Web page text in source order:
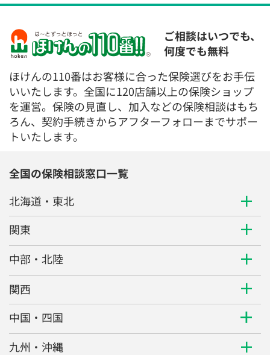
ご相談はいつでも、
何度でも無料
ほけんの110番はお客様に合った保険選びをお手伝
いいたします。全国に120店舗以上の保険ショップ
を運営。保険の見直し、加入などの保険相談はもち
ろん、契約手続きからアフターフォローまでサポー
トいたします。
全国の保険相談窓口一覧
北海道・東北
関東
中部・北陸
関西
中国・四国
九州・沖縄